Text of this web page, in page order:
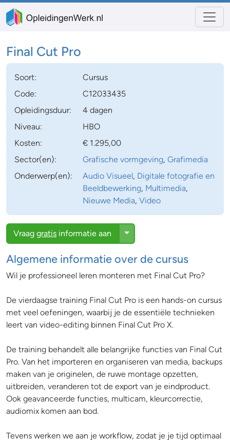
Final Cut Pro
Soort:
Cursus
Code:
C12033435
Opleidingsduur:
4 dagen
Niveau:
HBO
Kosten:
€ 1.295,00
Sector(en):
Grafische vormgeving,Grafimedia
Onderwerp(en):
Audio Visueel, Digitale fotografie en
Beeldbewerking, Multimedia,
Nieuwe Media,Video
Vraag gratis informatie aan Toggle Dropdown
Algemene informatie over de cursus
Wil je professioneel leren monteren met Final Cut Pro?
De vierdaagse training Final Cut Pro is een hands-on cursus
met veel oefeningen, waarbij je de essentiële technieken
leert van video-editing binnen Final Cut Pro X.
De training behandelt alle belangrijke functies van Final Cut
Pro. Van het importeren en organiseren van media, backups
maken van je originelen, de ruwe montage opzetten,
uitbreiden, veranderen tot de export van je eindproduct.
Ook geavanceerde functies, multicam, kleurcorrectie,
audiomix komen aan bod.
Tevens werken we aan je workflow, zodat je je tijd optimaal